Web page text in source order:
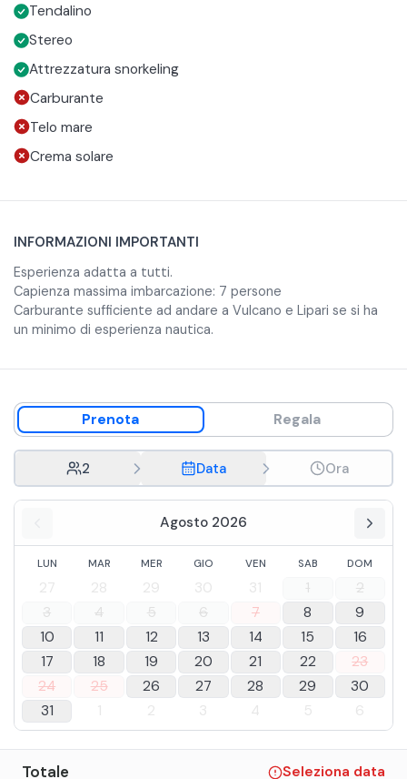
bagno e panorami mozzafiato.
maschere con boccaglio per fare snorkeling nelle acque
cristalline della costa siciliana.
autonomia e di creare il tuo itinerario ideale tra calette,
spiagge e scorci indimenticabili della Sicilia.
Tendalino
Stereo
Attrezzatura snorkeling
Carburante
Telo mare
Crema solare
INFORMAZIONI IMPORTANTI
Esperienza adatta a tutti.
Capienza massima imbarcazione: 7 persone
Carburante sufficiente ad andare a Vulcano e Lipari se si ha
un minimo di esperienza nautica.
Prenota Regala
2 Data Ora
Agosto 2026
LUN MAR MER GIO VEN SAB DOM
27 28 29 30 31 1
2
3
4 5 6 7 8
9
10
11 12 13 14 15
16
17
18 19 20 21 22
23
24
25 26 27 28 29
30
31
1 2 3 4 5 6
Totale Seleziona data